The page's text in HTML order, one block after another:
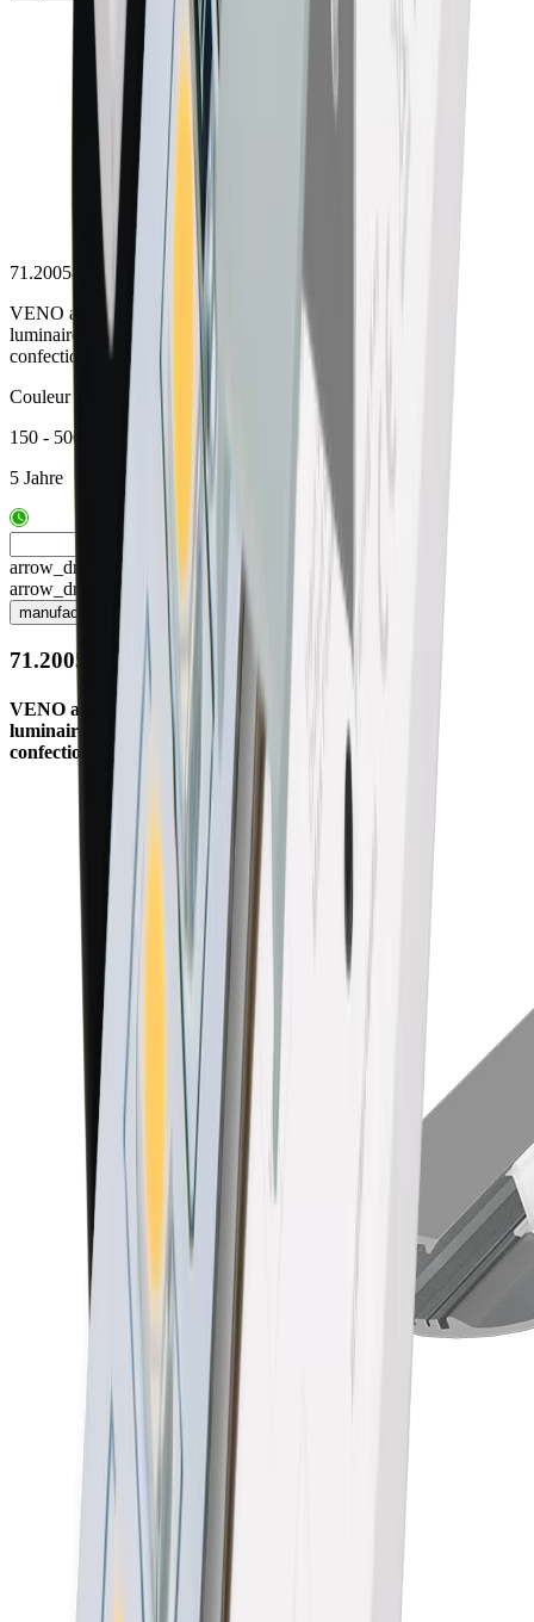
71.20058.50
VENO alu
luminaire LED
confectionné sur mesure
Couleur alu
150 - 5000 mm
5 Jahre
arrow_drop_up
arrow_drop_down
manufacturing
71.20058.50
VENO alu
luminaire LED
confectionné sur mesure